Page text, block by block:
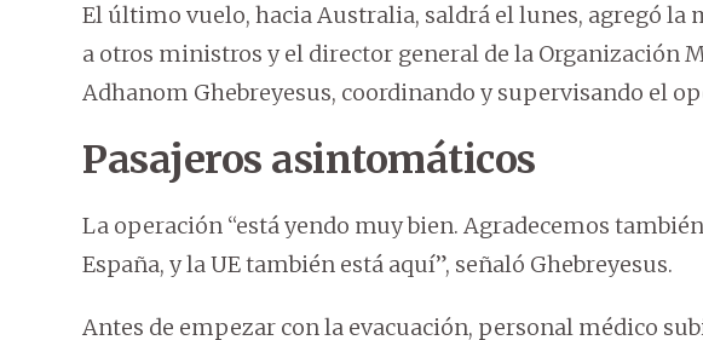
El último vuelo, hacia Australia, saldrá el lunes, agregó la
a otros ministros y el director general de la Organización
Adhanom Ghebreyesus, coordinando y supervisando el
Pasajeros asintomáticos
La operación “está yendo muy bien. Agradecemos
España, y la UE también está aquí”, señaló Ghebreyesus.
Antes de empezar con la evacuación, personal médico